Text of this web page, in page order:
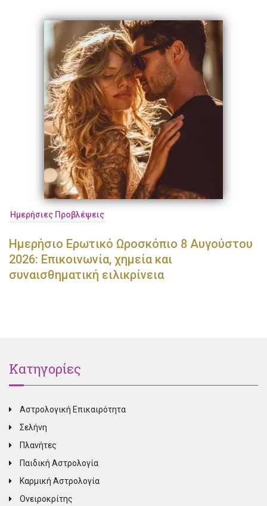
Ημερήσιες Προβλέψεις
Ημερήσιο Ερωτικό Ωροσκόπιο 8 Αυγούστου
2026: Επικοινωνία, χημεία και
συναισθηματική ειλικρίνεια
Κατηγορίες
Αστρολογική Επικαιρότητα
Σελήνη
Πλανήτες
Παιδική Αστρολογία
Καρμική Αστρολογία
Ονειροκρίτης